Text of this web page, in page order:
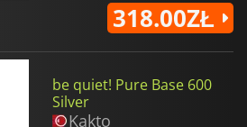
318.00ZŁ
be quiet! Pure Base 600
Silver
Kakto